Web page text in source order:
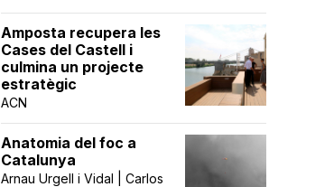
Amposta recupera les
Cases del Castell i
culmina un projecte
estratègic
ACN
Anatomia del foc a
Catalunya
Arnau Urgell i Vidal | Carlos